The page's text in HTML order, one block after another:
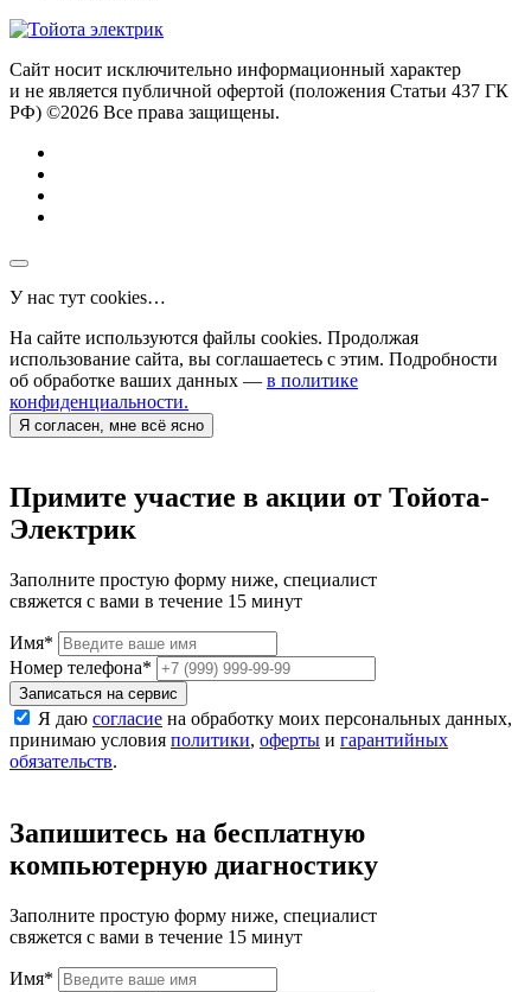
Сайт носит исключительно информационный характер
и не является публичной офертой (положения Статьи 437 ГК
РФ) ©2026 Все права защищены.
У нас тут cookies…
На сайте используются файлы cookies. Продолжая
использование сайта, вы соглашаетесь с этим. Подробности
об обработке ваших данных — в политике
конфиденциальности.
Я согласен, мне всё ясно
Примите участие в акции от Тойота-
Электрик
Заполните простую форму ниже, специалист
свяжется с вами в течение 15 минут
Имя*
Номер телефона*
Записаться на сервис
Я даю согласие на обработку моих персональных данных,
принимаю условия политики, оферты и гарантийных
обязательств.
Запишитесь на бесплатную
компьютерную диагностику
Заполните простую форму ниже, специалист
свяжется с вами в течение 15 минут
Имя*